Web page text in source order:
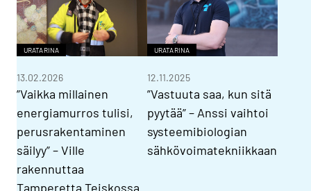
URATARINA
”Vaikka millainen
energiamurros tulisi,
perusrakentaminen
säilyy” – Ville
rakennuttaa
Tamperetta Teiskossa
13.02.2026
URATARINA
”Vastuuta saa, kun sitä
pyytää” – Anssi vaihtoi
systeemibiologian
sähkövoimatekniikkaan
12.11.2025